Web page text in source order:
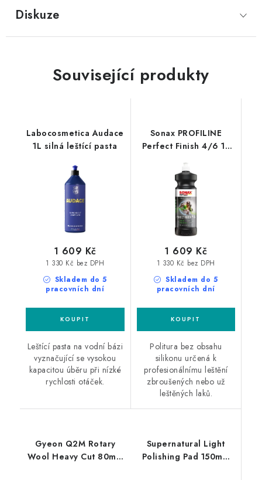
Diskuze
Související produkty
Labocosmetica Audace
1L silná leštící pasta
Skladem do 5
pracovních dní
1 330 Kč bez DPH
1 609 Kč
Leštící pasta na vodní bázi
vyznačující se vysokou
kapacitou úběru při nízké
rychlosti otáček.
Sonax PROFILINE
Perfect Finish 4/6 1L
Skladem do 5
pracovních dní
1 330 Kč bez DPH
1 609 Kč
Politura bez obsahu
silikonu určená k
profesionálnímu leštění
zbroušených nebo už
leštěných laků.
Gyeon Q2M Rotary
Wool Heavy Cut 80mm
Supernatural Light
Polishing Pad 150mm